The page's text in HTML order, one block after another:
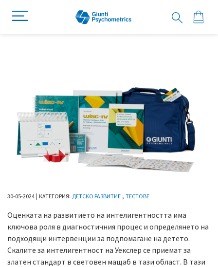
30-05-2024 | КАТЕГОРИЯ: ДЕТСКО РАЗВИТИЕ , ТЕСТОВЕ
Оценката на развитието на интелигентността има
ключова роля в диагностичния процес и определянето на
подходящи интервенции за подпомагане на детето.
Скалите за интелигентност на Уекслер се приемат за
златен стандарт в световен мащаб в тази област. В тази